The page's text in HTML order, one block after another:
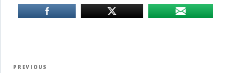
Navegación
Previous
PREVIOUS